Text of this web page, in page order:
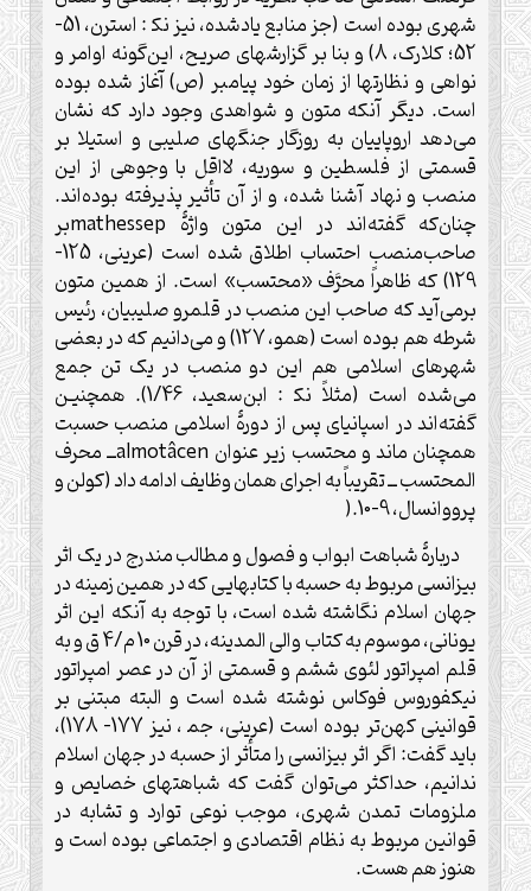
شهری بوده است (جز منابع یادشده، نیز نک‍ : استرن، 51-
52؛ کلارک، 8) و بنا بر گزارشهای صریح، این‌گونه اوامر و
نواهی و نظارتها از زمان خود پیامبر (ص) آغاز شده بوده
است. دیگر آنکه متون و شواهدی وجود دارد که نشان
می‌دهد اروپاییان به روزگار جنگهای صلیبی و استیلا بر
قسمتی از فلسطین و سوریه، لااقل با وجوهی از این
منصب و نهاد آشنا شده، و از آن تأثیر پذیرفته بوده‌اند.
چنان‌که گفته‌اند در این متون واژۀ mathessepبر
صاحب‌منصب احتساب اطلاق شده است (عرینی، 125-
129) که ظاهراً محرَّف «محتسب» است. از همین متون
برمی‌آید که صاحب این منصب در قلمرو صلیبیان، رئیس
شرطه هم بوده است (همو، 127) و می‌دانیم که در بعضی
شهرهای اسلامی هم این دو منصب در یک تن جمع
می‌شده است (مثلاً نک‍ : ابن‌سعید، 1/46). همچنیـن
گفته‌اند در اسپانیای پس از دورۀ اسلامی منصب حسبت
همچنان ماند و محتسب زیر عنوانalmotâcenــ محرف
المحتسب ــ تقریباً به اجرای همان وظایف ادامه داد (کولن و
پرووانسال، 9-10
).
دربارۀ شباهت ابواب و فصول و مطالب مندرج در یک اثر
بیزانسی مربوط به حسبه با کتابهایی که در همین زمینه در
جهان اسلام نگاشته شده است، با توجه به آنکه این اثر
یونانی، موسوم به کتاب والی المدینه، در قرن 10 م/4 ق و به
قلم امپراتور لئوی ششم و قسمتی از آن در عصر امپراتور
نیکفوروس فوکاس نوشته شده است و البته مبتنی بر
قوانینی کهن‌تر بوده است (عرینی، جم‍ ، نیز 177- 178)،
باید گفت: اگر اثر بیزانسی را متأثر از حسبه در جهان اسلام
ندانیم، حداکثر می‌توان گفت که شباهتهای خصایص و
ملزومات تمدن شهری، موجب نوعی توارد و تشابه در
قوانین مربوط به نظام اقتصادی و اجتماعی بوده است و
هنوز هم هست.